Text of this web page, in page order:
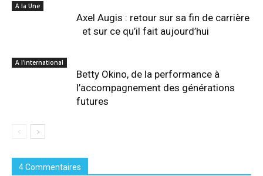
A la Une
Axel Augis : retour sur sa fin de carrière
et sur ce qu’il fait aujourd’hui
A l'international
Betty Okino, de la performance à
l’accompagnement des générations
futures
4 Commentaires